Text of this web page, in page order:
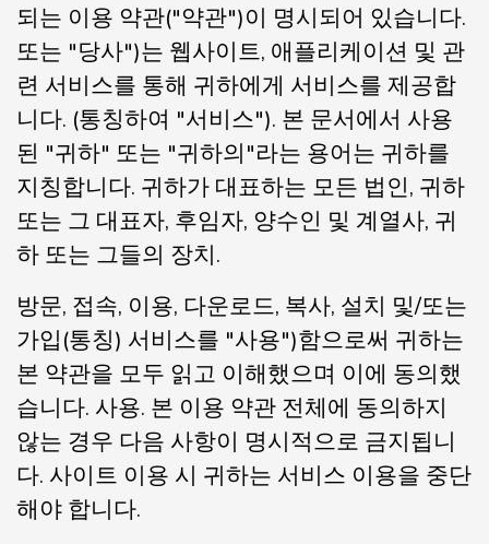
되는 이용 약관("약관")이 명시되어 있습니다.
또는 "당사")는 웹사이트, 애플리케이션 및 관
련 서비스를 통해 귀하에게 서비스를 제공합
니다. (통칭하여 "서비스"). 본 문서에서 사용
된 "귀하" 또는 "귀하의"라는 용어는 귀하를
지칭합니다. 귀하가 대표하는 모든 법인, 귀하
또는 그 대표자, 후임자, 양수인 및 계열사, 귀
하 또는 그들의 장치.
방문, 접속, 이용, 다운로드, 복사, 설치 및/또는
가입(통칭) 서비스를 "사용")함으로써 귀하는
본 약관을 모두 읽고 이해했으며 이에 동의했
습니다. 사용. 본 이용 약관 전체에 동의하지
않는 경우 다음 사항이 명시적으로 금지됩니
다. 사이트 이용 시 귀하는 서비스 이용을 중단
해야 합니다.